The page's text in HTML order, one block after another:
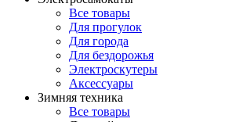
Все товары
Для прогулок
Для города
Для бездорожья
Электроскутеры
Аксессуары
Зимняя техника
Все товары